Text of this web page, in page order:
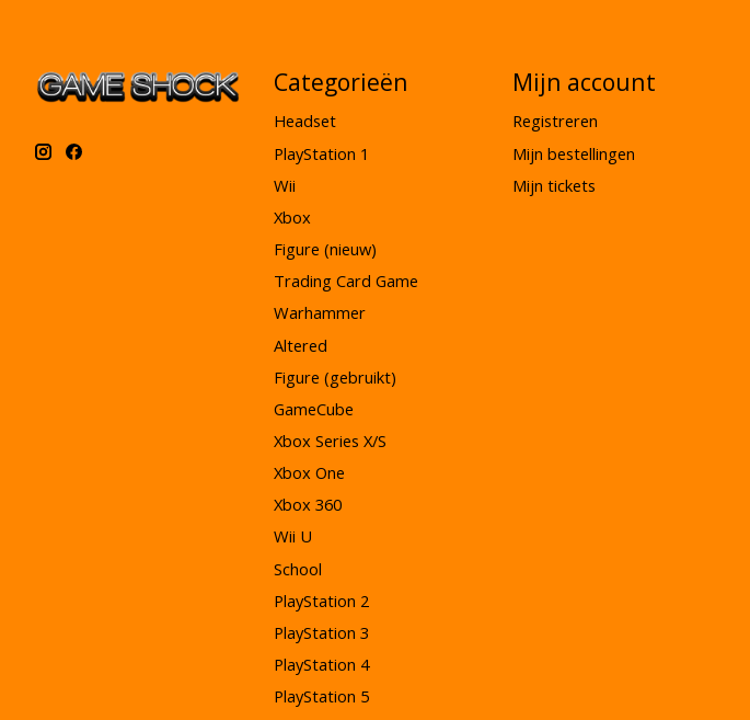
Categorieën
Headset
PlayStation 1
Wii
Xbox
Figure (nieuw)
Trading Card Game
Warhammer
Altered
Figure (gebruikt)
GameCube
Xbox Series X/S
Xbox One
Xbox 360
Wii U
School
PlayStation 2
PlayStation 3
PlayStation 4
PlayStation 5
Mijn account
Registreren
Mijn bestellingen
Mijn tickets